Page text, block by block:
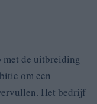
met de uitbreiding
om een
Het bedrijf